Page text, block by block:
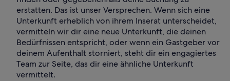
erstatten. Das ist unser Versprechen. Wenn sich eine
Unterkunft erheblich von ihrem Inserat unterscheidet,
vermitteln wir dir eine neue Unterkunft, die deinen
Bedürfnissen entspricht, oder wenn ein Gastgeber vor
deinem Aufenthalt storniert, steht dir ein engagiertes
Team zur Seite, das dir eine ähnliche Unterkunft
vermittelt.